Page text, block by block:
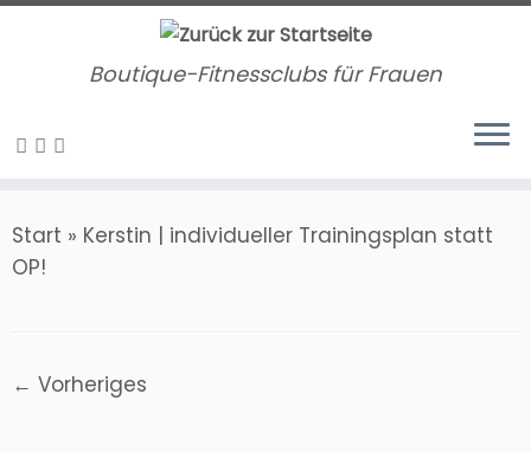
Zum
Boutique-Fitnessclubs für Frauen
Start » Kerstin | individueller Trainingsplan statt
OP!
← Vorheriges